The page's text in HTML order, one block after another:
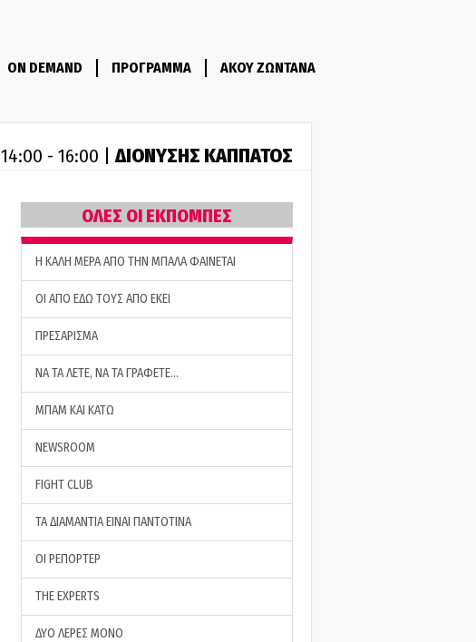
ON DEMAND ΠΡΟΓΡΑΜΜΑ ΑΚΟΥ ΖΩΝΤΑΝΑ
14:00 - 16:00 |ΔΙΟΝΥΣΗΣ ΚΑΠΠΑΤΟΣ
ΟΛΕΣ ΟΙ ΕΚΠΟΜΠΕΣ
H ΚΑΛΗ ΜΕΡΑ ΑΠΟ ΤΗΝ ΜΠΑΛΑ ΦΑΙΝΕΤΑΙ
ΟΙ ΑΠΟ ΕΔΩ ΤΟΥΣ ΑΠΟ ΕΚΕΙ
ΠΡΕΣΑΡΙΣΜΑ
ΝΑ ΤΑ ΛΕΤΕ, ΝΑ ΤΑ ΓΡΑΦΕΤΕ…
ΜΠΑΜ ΚΑΙ ΚΑΤΩ
NEWSROOM
FIGHT CLUB
ΤΑ ΔΙΑΜΑΝΤΙΑ ΕΙΝΑΙ ΠΑΝΤΟΤΙΝΑ
ΟΙ ΡΕΠΟΡΤΕΡ
THE EXPERTS
ΔΥΟ ΛΕΡΕΣ ΜΟΝΟ